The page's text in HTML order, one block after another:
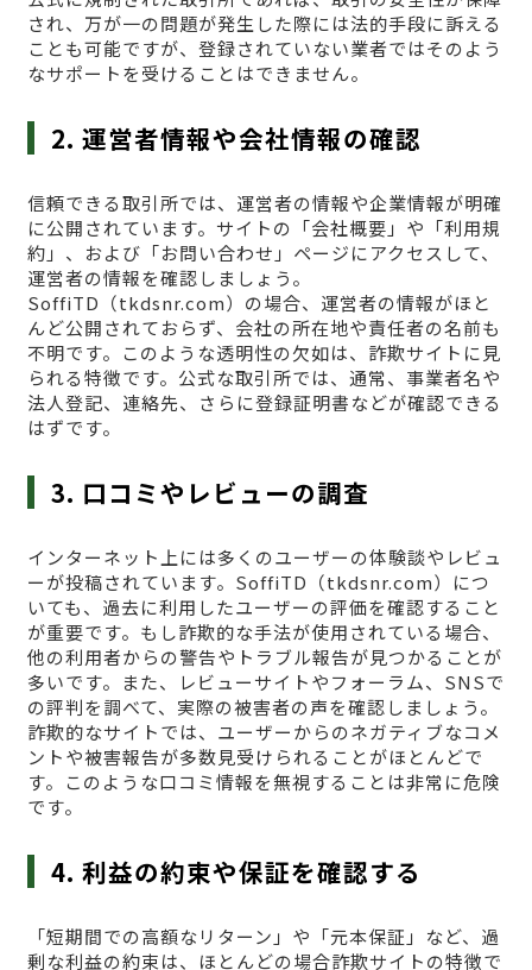
され、万が一の問題が発生した際には法的手段に訴える
ことも可能ですが、登録されていない業者ではそのよう
なサポートを受けることはできません。
2. 運営者情報や会社情報の確認
信頼できる取引所では、運営者の情報や企業情報が明確
に公開されています。サイトの「会社概要」や「利用規
約」、および「お問い合わせ」ページにアクセスして、
運営者の情報を確認しましょう。
SoffiTD（tkdsnr.com）の場合、運営者の情報がほと
んど公開されておらず、会社の所在地や責任者の名前も
不明です。このような透明性の欠如は、詐欺サイトに見
られる特徴です。公式な取引所では、通常、事業者名や
法人登記、連絡先、さらに登録証明書などが確認できる
はずです。
3. 口コミやレビューの調査
インターネット上には多くのユーザーの体験談やレビュ
ーが投稿されています。SoffiTD（tkdsnr.com）につ
いても、過去に利用したユーザーの評価を確認すること
が重要です。もし詐欺的な手法が使用されている場合、
他の利用者からの警告やトラブル報告が見つかることが
多いです。また、レビューサイトやフォーラム、SNSで
の評判を調べて、実際の被害者の声を確認しましょう。
詐欺的なサイトでは、ユーザーからのネガティブなコメ
ントや被害報告が多数見受けられることがほとんどで
す。このような口コミ情報を無視することは非常に危険
です。
4. 利益の約束や保証を確認する
「短期間での高額なリターン」や「元本保証」など、過
剰な利益の約束は、ほとんどの場合詐欺サイトの特徴で